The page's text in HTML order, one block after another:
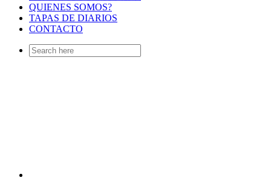
QUIENES SOMOS?
TAPAS DE DIARIOS
CONTACTO
Search
for: